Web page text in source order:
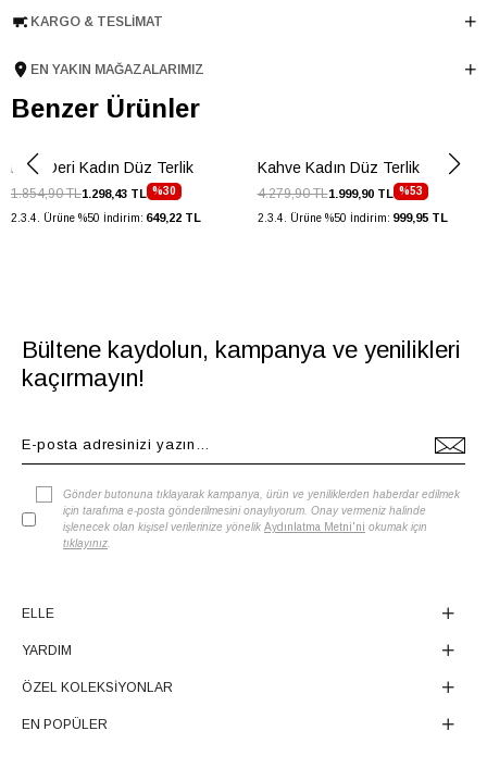
Taban Malzemesi
Ürün Cinsi
Düz
Taban Yüksekliği
Ürün Grubu
KARGO & TESLIMAT
EN YAKIN MAĞAZALARIMIZ
Benzer Ürünler
Mavi Deri Kadın Düz Terlik
%30
1.298,43 TL
1.854,90 TL
2.3.4. Ürüne %50 İndirim: 649,22 TL
Kahve Kadın Düz Terlik
%53
1.999,90 TL
4.279,90 TL
2.3.4. Ürüne %50 İndirim: 999,95 TL
Bültene kaydolun, kampanya ve yenilikleri
kaçırmayın!
Gönder butonuna tıklayarak kampanya, ürün ve yeniliklerden haberdar edilmek
için tarafıma e-posta gönderilmesini onaylıyorum. Onay vermeniz halinde
işlenecek olan kişisel verilerinize yönelik Aydınlatma Metni'ni okumak için
tıklayınız
ELLE
YARDIM
ÖZEL KOLEKSİYONLAR
EN POPÜLER